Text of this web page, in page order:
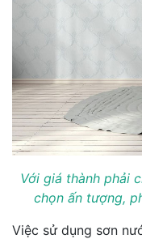
Với giá thành phải
chọn ấn tượng,
Việc sử dụng sơn